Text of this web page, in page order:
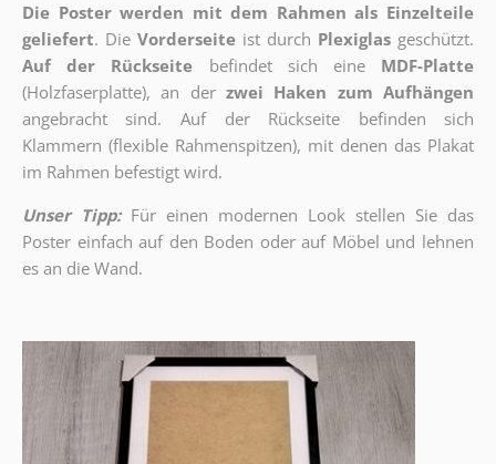
Die Poster werden mit dem Rahmen als Einzelteile
geliefert. Die Vorderseite ist durch Plexiglas geschützt.
Auf der Rückseite
befindet sich eine
MDF-Platte
(Holzfaserplatte), an der zwei Haken zum Aufhängen
angebracht sind.
Auf der Rückseite befinden sich
Klammern (flexible Rahmenspitzen), mit denen das Plakat
im Rahmen befestigt wird.
Unser Tipp: Für einen modernen Look stellen Sie das
Poster einfach auf den Boden oder auf Möbel und lehnen
es an die Wand.